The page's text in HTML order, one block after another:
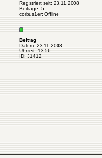
Registriert seit: 23.11.2008
Beiträge: 5
corbus1er: Offline
Beitrag
Datum: 23.11.2008
Uhrzeit: 13:56
ID: 31412